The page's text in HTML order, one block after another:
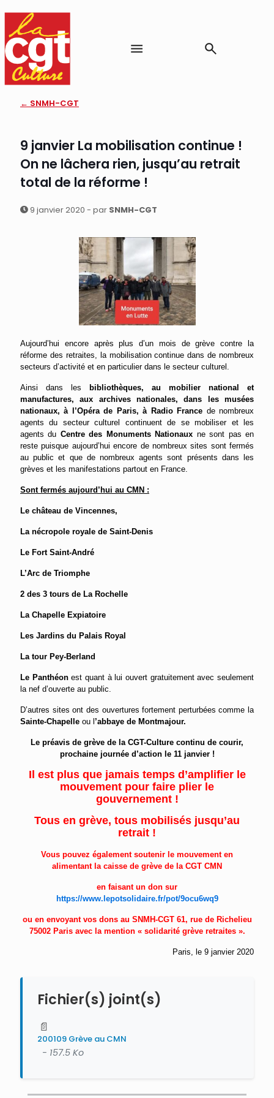
← SNMH-CGT
9 janvier La mobilisation continue !
On ne lâchera rien, jusqu’au retrait
total de la réforme !
9 janvier 2020 - par SNMH-CGT
Aujourd’hui encore après plus d’un mois de grève contre la
réforme des retraites, la mobilisation continue dans de nombreux
secteurs d’activité et en particulier dans le secteur culturel.
Ainsi dans les bibliothèques, au mobilier national et
manufactures, aux archives nationales, dans les musées
nationaux, à l’Opéra de Paris, à Radio France de nombreux
agents du secteur culturel continuent de se mobiliser et les
agents du Centre des Monuments Nationaux ne sont pas en
reste puisque aujourd’hui encore de nombreux sites sont fermés
au public et que de nombreux agents sont présents dans les
grèves et les manifestations partout en France.
Sont fermés aujourd’hui au CMN :
Le château de Vincennes,
La nécropole royale de Saint-Denis
Le Fort Saint-André
L’Arc de Triomphe
2 des 3 tours de La Rochelle
La Chapelle Expiatoire
Les Jardins du Palais Royal
La tour Pey-Berland
Le Panthéonest quant à lui ouvert gratuitement avec seulement
la nef d’ouverte au public.
D’autres sites ont des ouvertures fortement perturbées comme la
Sainte-Chapelle ou l’abbaye de Montmajour.
Le préavis de grève de la CGT-Culture continu de courir,
prochaine journée d’action le 11 janvier !
Il est plus que jamais temps d’amplifier le
mouvement pour faire plier le
gouvernement !
Tous en grève, tous mobilisés jusqu’au
retrait !
Vous pouvez également soutenir le mouvement en
alimentant la caisse de grève de la CGT CMN
en faisant un don sur
https://www.lepotsolidaire.fr/pot/9ocu6wq9
ou en envoyant vos dons au SNMH-CGT 61, rue de Richelieu
75002 Paris avec la mention « solidarité grève retraites ».
Paris, le 9 janvier 2020
Fichier(s) joint(s)
📄
200109 Grève au CMN
- 157.5 Ko